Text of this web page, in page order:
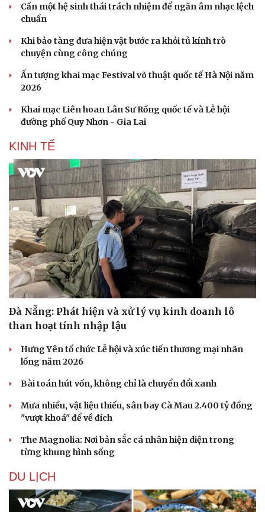
Cần một hệ sinh thái trách nhiệm để ngăn âm nhạc lệch
chuẩn
Khi bảo tàng đưa hiện vật bước ra khỏi tủ kính trò
chuyện cùng công chúng
Ấn tượng khai mạc Festival võ thuật quốc tế Hà Nội năm
2026
Khai mạc Liên hoan Lân Sư Rồng quốc tế và Lễ hội
đường phố Quy Nhơn - Gia Lai
KINH TẾ
Đà Nẵng: Phát hiện và xử lý vụ kinh doanh lô
than hoạt tính nhập lậu
Hưng Yên tổ chức Lễ hội và xúc tiến thương mại nhãn
lồng năm 2026
Bài toán hút vốn, không chỉ là chuyển đổi xanh
Mưa nhiều, vật liệu thiếu, sân bay Cà Mau 2.400 tỷ đồng
"vượt khoá" để về đích
The Magnolia: Nơi bản sắc cá nhân hiện diện trong
từng khung hình sống
DU LỊCH